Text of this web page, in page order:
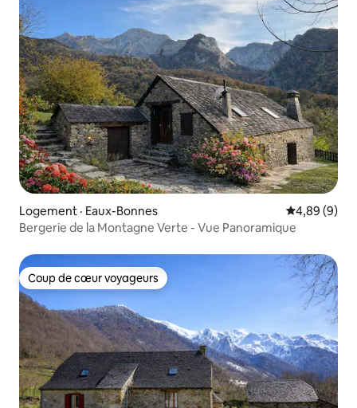
Logement · Eaux-Bonnes Note
4,89 (9)
Bergerie de la Montagne Verte - Vue Panoramique
Coup de cœur voyageurs
Coup de cœur voyageurs